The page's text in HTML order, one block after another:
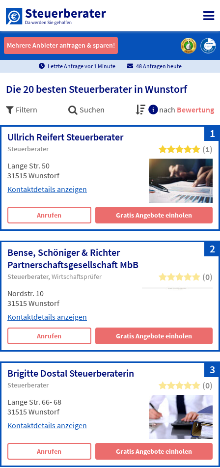
Mehrere Anbieter anfragen & sparen!
Mehrere Anbieter anfragen & sparen!
Letzte Anfrage vor1Minute 48 Anfragen heute
Die 20 besten Steuerberater in Wunstorf
Filtern Suchen nach Bewertung
1
Ullrich Reifert Steuerberater
Steuerberater (1)
Lange Str. 50
31515 Wunstorf
Kontaktdetails anzeigen
Anrufen Gratis Angebote einholen
2
Bense, Schöniger & Richter
Partnerschaftsgesellschaft MbB
Steuerberater Wirtschaftsprüfer (0)
Nordstr. 10
31515 Wunstorf
Kontaktdetails anzeigen
Anrufen Gratis Angebote einholen
3
Brigitte Dostal Steuerberaterin
Steuerberater (0)
Lange Str. 66- 68
31515 Wunstorf
Kontaktdetails anzeigen
Anrufen Gratis Angebote einholen